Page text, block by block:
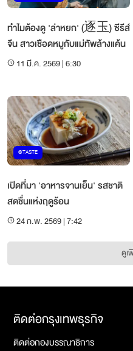
ทำไมต้องดู 'ล่าหยก' (逐玉) ซีรีส์
จีน สาวเชือดหมูกับแม่ทัพล้างแค้น
11 มี.ค. 2569 | 6:30
@TASTE
เปิดที่มา 'อาหารจานเย็น' รสชาติ
สดชื่นแห่งฤดูร้อน
24 ก.พ. 2569 | 7:42
ดูเ
ติดต่อกรุงเทพธุรกิจ
ติดต่อกองบรรณาธิการ